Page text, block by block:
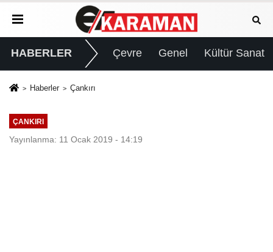
HABERLER Çevre Genel Kültür Sanat
Haberler Çankırı
ÇANKIRI
Yayınlanma: 11 Ocak 2019 - 14:19